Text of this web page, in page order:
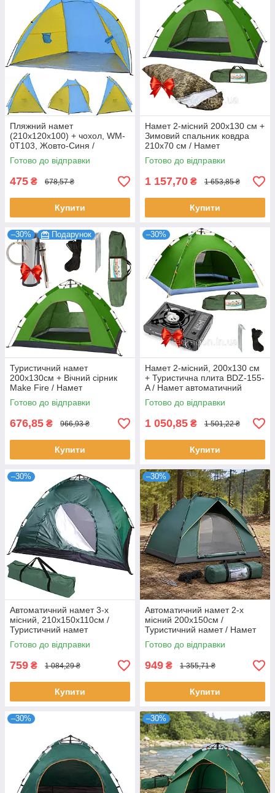
Пляжний намет
(210х120х100) + чохол, WM-
0T103, Жовто-Синя /
Водовідштовхувальний тент
для кемпінгу
Готово до відправки
475 ₴ 678,57 ₴
Купити
Намет 2-місний 200х130 см +
Зимовий спальник ковдра
210х70 см / Намет
автоматичний двомісний
Готово до відправки
1 157,70 ₴ 1 653,85 ₴
Купити
–30% Подарунок
Туристичний намет
200х130см + Вічний сірник
Make Fire / Намет
автоматичний / 2-місний
намет
Готово до відправки
676,85 ₴ 966,93 ₴
Купити
–30%
Намет 2-місний, 200х130 см
+ Туристична плита BDZ-155-
A / Намет автоматичний
двомісний
Готово до відправки
1 050,85 ₴ 1 501,22 ₴
Купити
–30%
Автоматичний намет 3-х
місний, 210х150х110см /
Туристичний намет
тримісний / Намет для
кемпінгу
Готово до відправки
759 ₴ 1 084,29 ₴
Купити
–30%
Автоматичний намет 2-х
місний 200х150см /
Туристичний намет / Намет
для кемпінгу
Готово до відправки
949 ₴ 1 355,71 ₴
Купити
–30% –30%